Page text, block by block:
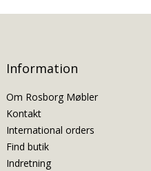
Information
Om Rosborg Møbler
Kontakt
International orders
Find butik
Indretning